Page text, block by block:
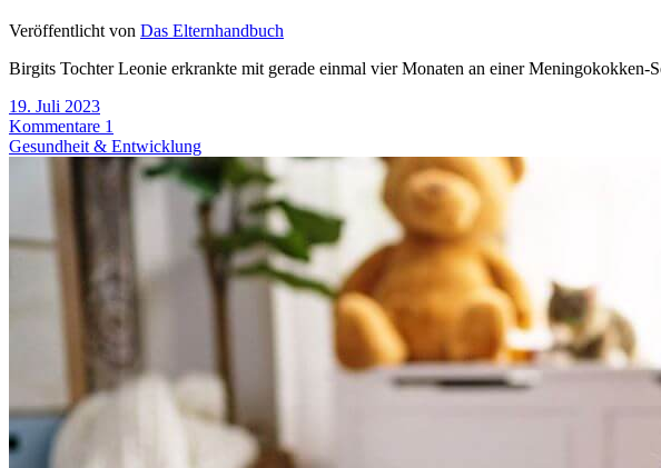
Veröffentlicht von Das Elternhandbuch
Birgits Tochter Leonie erkrankte mit gerade einmal vier Monaten an einer
19. Juli 2023
Kommentare 1
Gesundheit & Entwicklung